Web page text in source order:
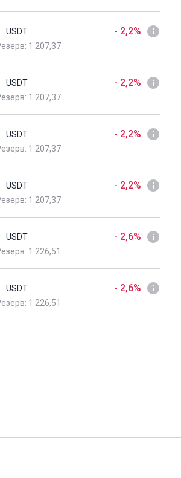
USDT
1 207,37
- 2,2%
USDT
1 207,37
- 2,2%
USDT
1 207,37
- 2,2%
USDT
1 207,37
- 2,2%
USDT
1 226,51
- 2,6%
USDT
1 226,51
- 2,6%